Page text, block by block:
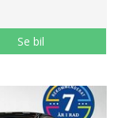
Se bil